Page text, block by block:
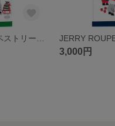
3,000円